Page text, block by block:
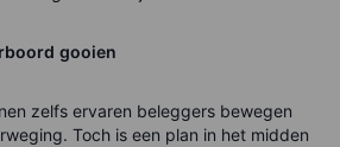
gooien
zelfs ervaren beleggers bewegen
Toch is een plan in het midden